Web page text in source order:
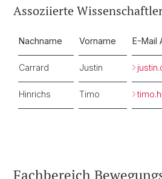
Assoziierte
Nachname Vorname E-Mail
Carrard Justin
Hinrichs Timo
Fachbereich